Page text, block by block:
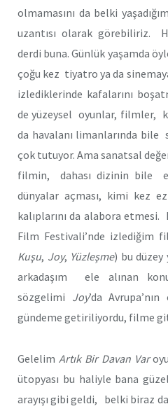
olmamasını da belki
uzantısı olarak görebiliriz.
derdi buna. Günlük yaşamda
çoğu kez tiyatro ya da
izlediklerinde kafalarını
de yüzeysel oyunlar, filmler,
da havalanı limanlarında
çok tutuyor. Ama sanatsal
filmin, dahası dizinin bile
dünyalar açması, kimi kez
kalıplarını da alabora etmesi.
Film Festivali’nde izlediğim
Kuşu, Joy, Yüzleşme) bu düzey
arkadaşım ele alınan
sözgelimi Joy’da
gündeme getiriliyordu, filme
Gelelim Artık Bir Davan Var
ütopyası bu haliyle bana
arayışı gibi geldi, belki biraz